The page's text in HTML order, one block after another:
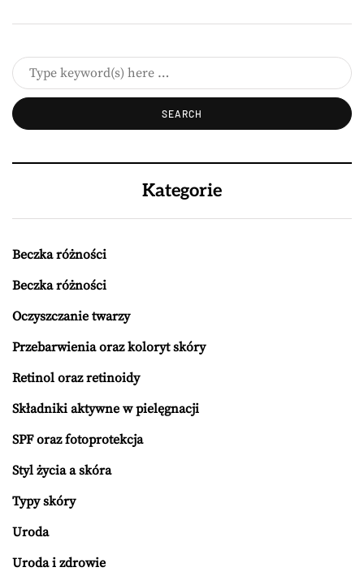
Kategorie
Beczka różności
Beczka różności
Oczyszczanie twarzy
Przebarwienia oraz koloryt skóry
Retinol oraz retinoidy
Składniki aktywne w pielęgnacji
SPF oraz fotoprotekcja
Styl życia a skóra
Typy skóry
Uroda
Uroda i zdrowie